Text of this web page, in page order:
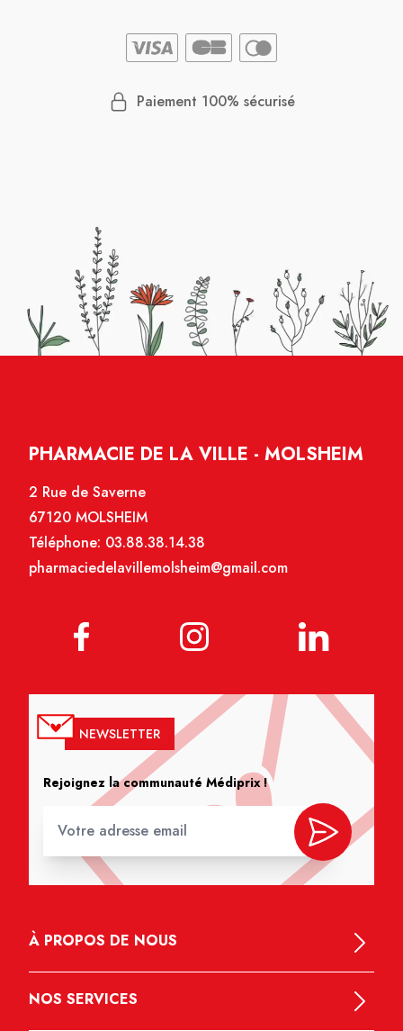
Paiement 100% sécurisé
PHARMACIE DE LA VILLE - MOLSHEIM
2 Rue de Saverne
67120 MOLSHEIM
Téléphone: 03.88.38.14.38
pharmaciedelavillemolsheim@gmail.com
NEWSLETTER
Rejoignez la communauté Médiprix !
À PROPOS DE NOUS
NOS SERVICES